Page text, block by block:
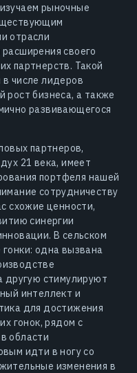
рыночные
отрасли
своего
партнерств. Такой
числе лидеров
рост бизнеса, а также
развивающегося
партнеров,
21 века, имеет
портфеля нашей
сотрудничеству
схожие ценности,
синергии
В сельском
одна вызвана
другую стимулируют
интеллект и
для достижения
гонок, рядом с
области
идти в ногу со
изменения в